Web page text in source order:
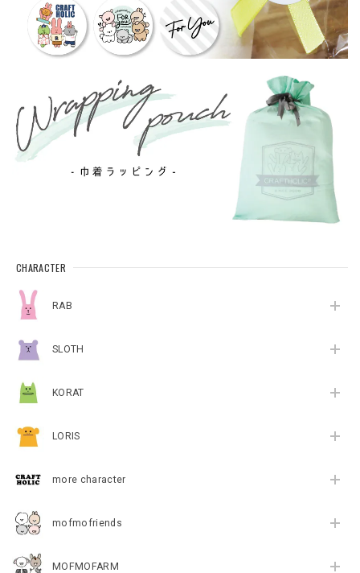
CHARACTER
RAB
SLOTH
KORAT
LORIS
more character
mofmofriends
MOFMOFARM